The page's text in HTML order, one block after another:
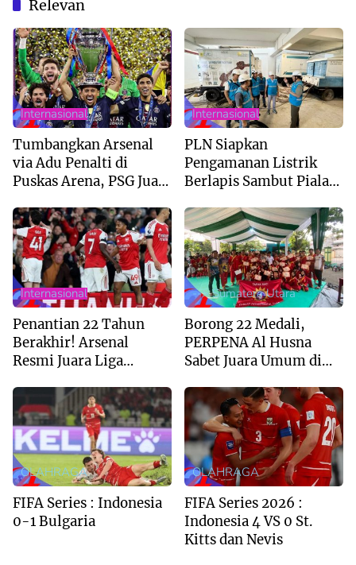
Relevan
Internasional
Tumbangkan Arsenal
via Adu Penalti di
Puskas Arena, PSG Juara
Internasional
PLN Siapkan
Pengamanan Listrik
Berlapis Sambut Piala
Internasional
Penantian 22 Tahun
Berakhir! Arsenal
Resmi Juara Liga
--> Sumatera Utara
Borong 22 Medali,
PERPENA Al Husna
Sabet Juara Umum di
Deli Serdang 2026
OLAHRAGA
FIFA Series : Indonesia
0-1 Bulgaria
OLAHRAGA
FIFA Series 2026 :
Indonesia 4 VS 0 St.
Kitts dan Nevis